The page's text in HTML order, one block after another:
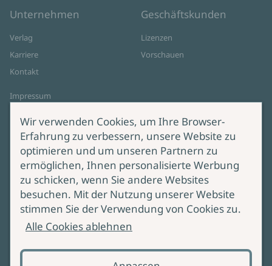
Unternehmen
Verlag
Karriere
Kontakt
Impressum
Cookie-Einstellungen
AGB Online Shop
Geschäftskunden
Lizenzen
Vorschauen
Service
Lieferung & Versand
Produktsicherheit
Bei Fragen zur Produktsicherheit
wenden Sie sich bitte an
Wir verwenden Cookies, um Ihre Browser-
Erfahrung zu verbessern, unsere Website zu
optimieren und um unseren Partnern zu
ermöglichen, Ihnen personalisierte Werbung
zu schicken, wenn Sie andere Websites
besuchen. Mit der Nutzung unserer Website
stimmen Sie der Verwendung von Cookies zu.
Alle Cookies ablehnen